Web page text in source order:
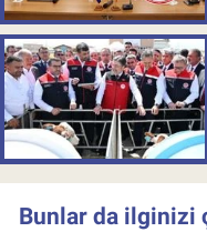
Bunlar da ilginizi